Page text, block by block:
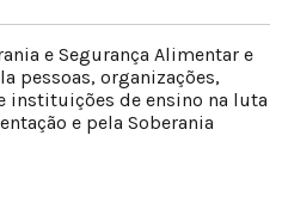
e Segurança Alimentar e
pessoas, organizações,
instituições de ensino na luta
e pela Soberania